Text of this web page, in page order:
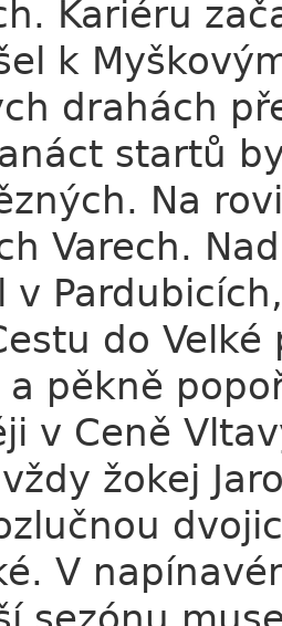
Kariéru
k
drahách
startů
Na
Varech.
v
do Velké
pěkně
v Ceně
žokej
V